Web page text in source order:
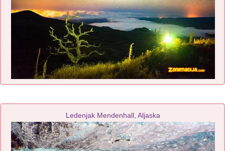
Ledenjak Mendenhall, Aljaska